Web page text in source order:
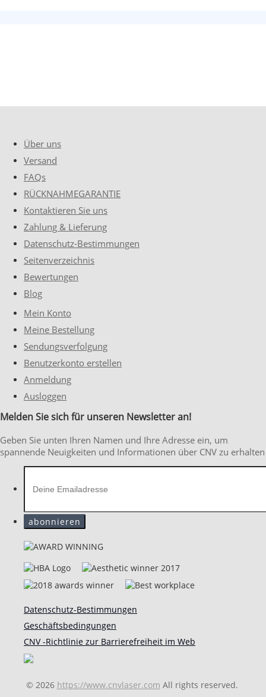
Über uns
Versand
FAQs
RÜCKNAHMEGARANTIE
Kontaktieren Sie uns
Zahlung & Lieferung
Datenschutz-Bestimmungen
Seitenverzeichnis
Bewertungen
Blog
Mein Konto
Meine Bestellung
Sendungsverfolgung
Benutzerkonto erstellen
Anmeldung
Ausloggen
Melden Sie sich für unseren Newsletter an!
Geben Sie unten Ihren Namen und Ihre Adresse ein, um
spannende Neuigkeiten und Informationen über CNV zu erhalten
Datenschutz-Bestimmungen
Geschäftsbedingungen
CNV -Richtlinie zur Barrierefreiheit im Web
© 2026 https://www.cnvlaser.com All rights reserved.